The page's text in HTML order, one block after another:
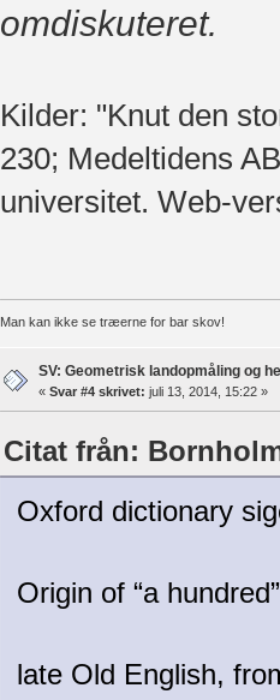
omdiskuteret.
Kilder: "Knut den
230; Medeltidens
universitet. Web-
Man kan ikke se træerne for bar skov!
SV: Geometrisk landopmåling og
« Svar #4 skrivet: juli 13, 2014, 15:22 »
Citat från:
Oxford dictionary
Origin of “a
late Old English,